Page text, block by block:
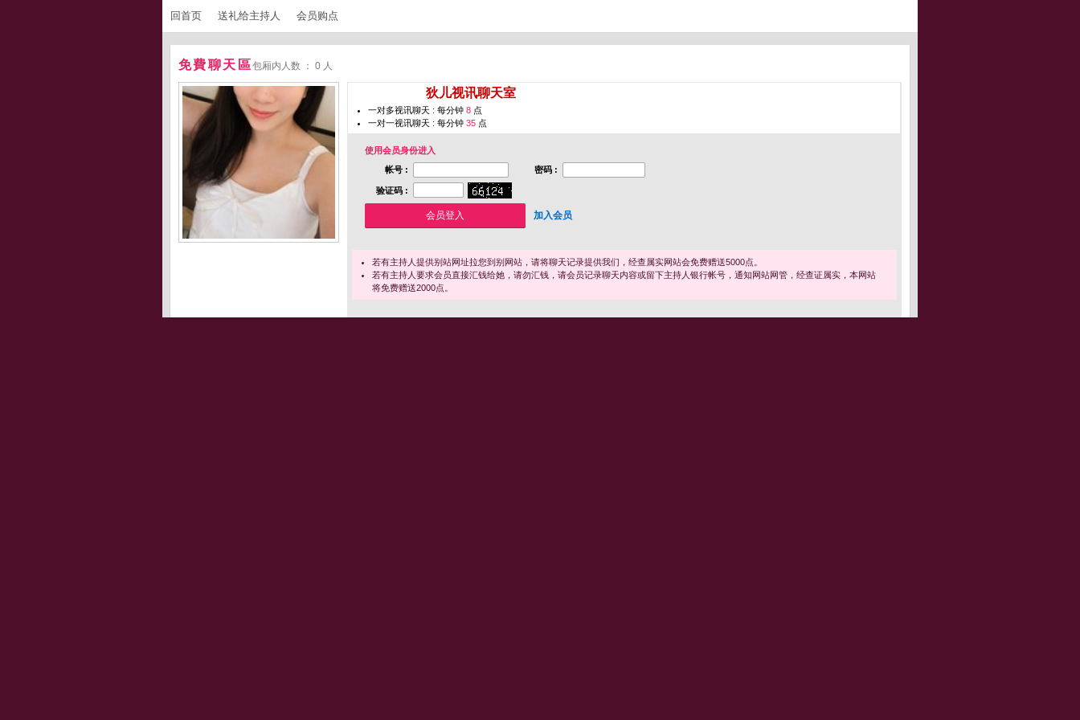
回首页 送礼给主持人 会员购点
免費聊天區包厢内人数 ： 0 人
狄儿视讯聊天室
一对多视讯聊天 : 每分钟 8 点
一对一视讯聊天 : 每分钟 35 点
使用会员身份进入
帐号 :
密码 :
验证码 :
加入会员
若有主持人提供别站网址拉您到别网站，请将聊天记录提供我们，经查属实网站会免费赠送5000点。
若有主持人要求会员直接汇钱给她，请勿汇钱，请会员记录聊天内容或留下主持人银行帐号，通知网站网管，经查证属实，本网站
将免费赠送2000点。